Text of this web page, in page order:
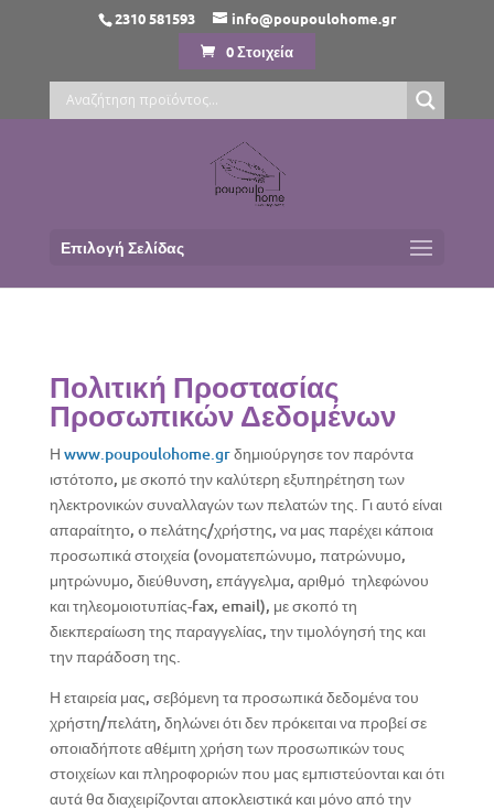
2310 581593
info@poupoulohome.gr
0 Στοιχεία
Επιλογή Σελίδας
Πολιτική Προστασίας
Προσωπικών Δεδομένων
Η www.poupoulohome.grδημιούργησε τον παρόντα
ιστότοπο, με σκοπό την καλύτερη εξυπηρέτηση των
ηλεκτρονικών συναλλαγών των πελατών της. Γι αυτό είναι
απαραίτητο, o πελάτης/χρήστης, να μας παρέχει κάποια
προσωπικά στοιχεία (ονοματεπώνυμο, πατρώνυμο,
μητρώνυμο, διεύθυνση, επάγγελμα, αριθμό τηλεφώνου
και τηλεομοιοτυπίας-fax, email), με σκοπό τη
διεκπεραίωση της παραγγελίας, την τιμολόγησή της και
την παράδοση της.
Η εταιρεία μας, σεβόμενη τα προσωπικά δεδομένα του
χρήστη/πελάτη, δηλώνει ότι δεν πρόκειται να προβεί σε
oποιαδήποτε αθέμιτη χρήση των προσωπικών τους
στοιχείων και πληροφοριών που μας εμπιστεύονται και ότι
αυτά θα διαχειρίζονται αποκλειστικά και μόνο από την